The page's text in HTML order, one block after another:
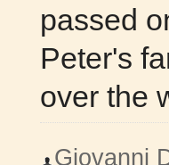
passed
Peter's
over the
Giovanni